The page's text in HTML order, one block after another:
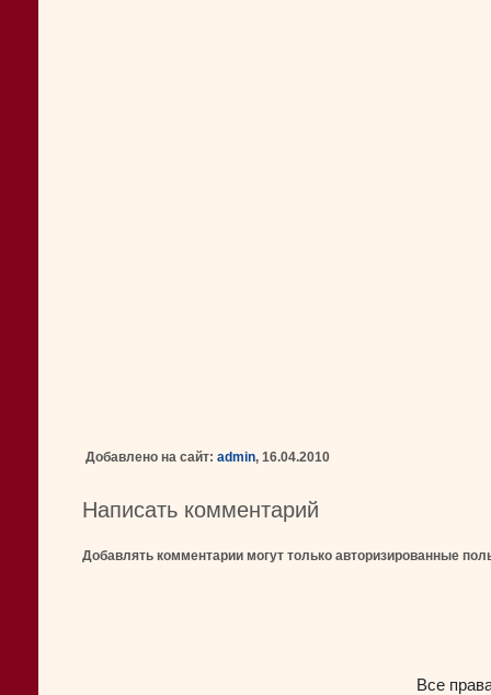
Добавлено на сайт: admin, 16.04.2010
Написать комментарий
Добавлять комментарии могут только авторизированные
Все